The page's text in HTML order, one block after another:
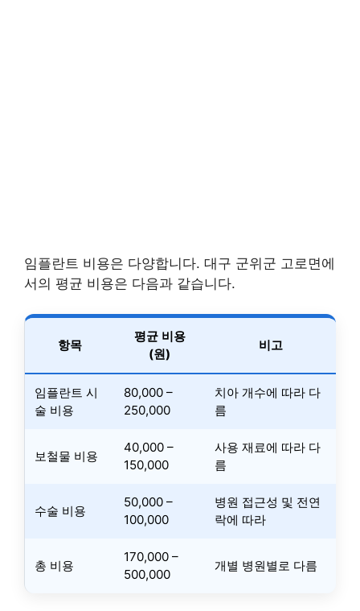
임플란트 비용은 다양합니다. 대구 군위군 고로면에
서의 평균 비용은 다음과 같습니다.
항목
평균 비용
(원)
비고
임플란트 시
술 비용
80,000 –
250,000
치아 개수에 따라 다
름
보철물 비용
40,000 –
150,000
사용 재료에 따라 다
름
수술 비용
50,000 –
100,000
병원 접근성 및 전연
락에 따라
총 비용
170,000 –
500,000
개별 병원별로 다름